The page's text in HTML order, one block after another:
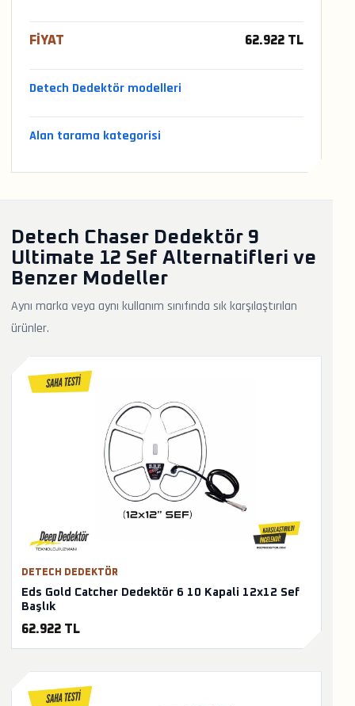
FIYAT 62.922 TL
Detech Dedektör modelleri
Alan tarama kategorisi
Detech Chaser Dedektör 9
Ultimate 12 Sef Alternatifleri ve
Benzer Modeller
Aynı marka veya aynı kullanım sınıfında sık karşılaştırılan
ürünler.
DETECH DEDEKTÖR
Eds Gold Catcher Dedektör 6 10 Kapali 12x12 Sef
Başlık
62.922 TL